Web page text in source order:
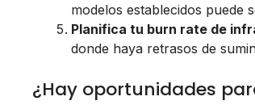
modelos establecidos puede
Planifica tu burn rate de
donde haya retrasos de
¿Hay oportunidades